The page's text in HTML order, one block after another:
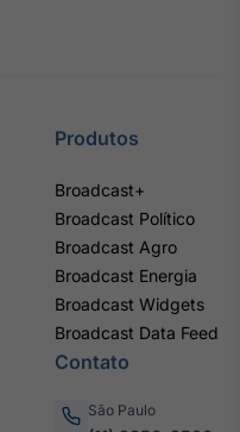
Produtos
Broadcast+
Broadcast Político
Broadcast Agro
Broadcast Energia
Broadcast Widgets
Broadcast Data Feed
Contato
São Paulo